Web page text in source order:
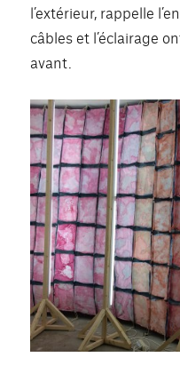
l’extérieur, rappelle
câbles et l’éclairage
avant.